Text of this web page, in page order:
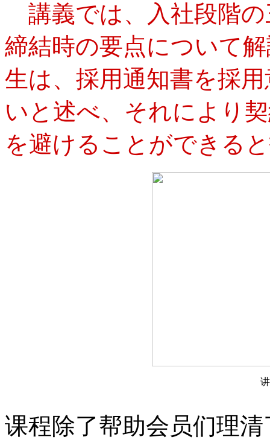
講義では、入社段階
締結時の要点について
生は、採用通知書を採
いと述べ、それにより
を避けることができる
课程除了帮助会员们理